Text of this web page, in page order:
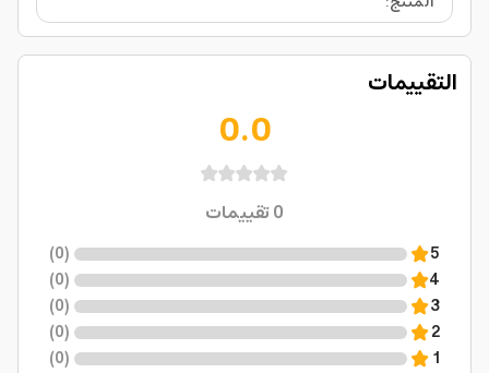
التقييمات
0.0
0تقييمات
5
(
0
)
4
(
0
)
3
(
0
)
2
(
0
)
1
(
0
)